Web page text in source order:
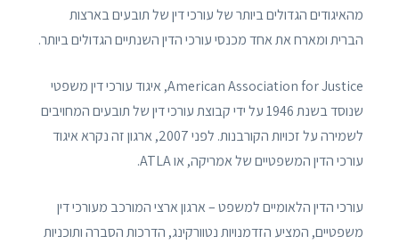
מהאיגודים הגדולים ביותר של עורכי דין של תובעים בארצות
הברית ומארח את אחד מכנסי עורכי הדין השנתיים הגדולים ביותר.
American Association for Justice, איגוד עורכי דין משפטי
שנוסד בשנת 1946 על ידי קבוצת עורכי דין של תובעים המחויבים
לשמירה על זכויות הקורבנות. לפני 2007, ארגון זה נקרא איגוד
עורכי הדין המשפטיים של אמריקה, או ATLA.
עורכי הדין הלאומיים למשפט – ארגון ארצי המורכב מעורכי דין
משפטיים, המציע הזדמנויות נטוורקינג, הדרכות הסברה ותוכניות